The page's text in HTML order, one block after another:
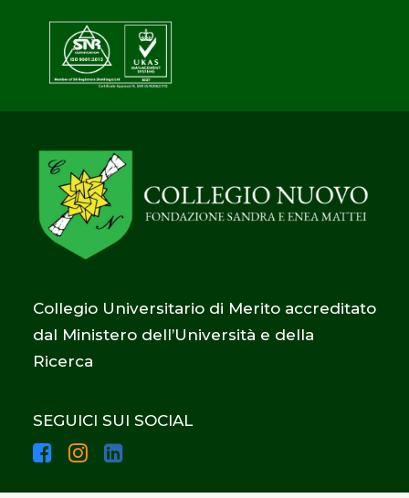
Collegio Universitario di Merito accreditato
dal Ministero dell’Università e della
Ricerca
SEGUICI SUI SOCIAL